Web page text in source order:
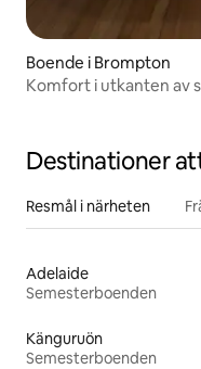
Boende i Brompton
Komfort i utkanten av
Destinationer
Resmål i närheten
Adelaide
Semesterboenden
Känguruön
Semesterboenden